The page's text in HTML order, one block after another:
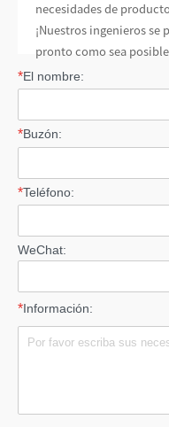
necesidades de
¡Nuestros ingenieros
pronto como sea